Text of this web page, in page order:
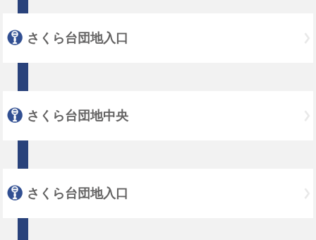
さくら台団地入口
さくら台団地中央
さくら台団地入口